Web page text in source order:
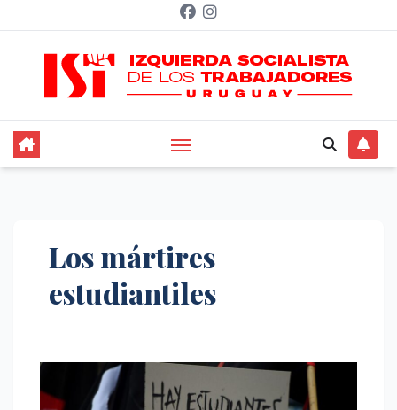
contenido
Los mártires
estudiantiles